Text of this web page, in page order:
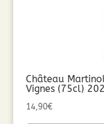
Château
Vignes (75cl)
14,90€